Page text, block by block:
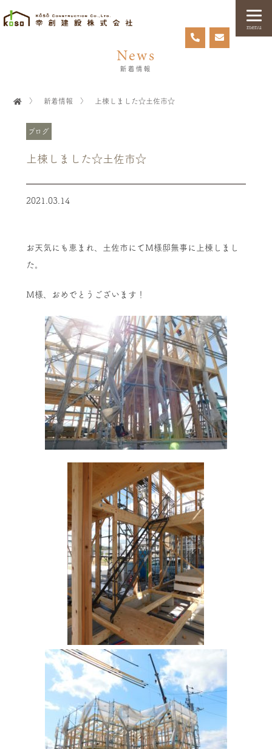
menu
News
新着情報
〉 新着情報 〉 上棟しました☆土佐市☆
ブログ
上棟しました☆土佐市☆
2021.03.14
お天気にも恵まれ、土佐市にてＭ様邸無事に上棟しまし
た。
Ｍ様、おめでとうございます！